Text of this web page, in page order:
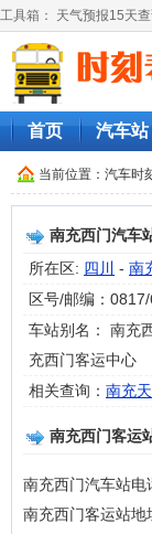
工具箱： 天气预报15天
首页 汽车站
当前位置： 汽车时
南充西门汽车
所在区: 四川 - 南
区号/邮编：
车站别名： 南充
充西门客运中心
相关查询： 南充
南充西门客运
南充西门汽车站
南充西门客运站